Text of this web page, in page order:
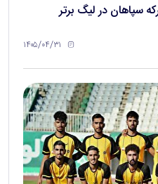
سپاهان در لیگ برتر
۱۴۰۵/۰۴/۳۱